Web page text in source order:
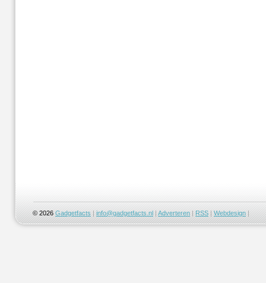
© 2026Gadgetfacts |info@gadgetfacts.nl|Adverteren|RSS|Webdesign|